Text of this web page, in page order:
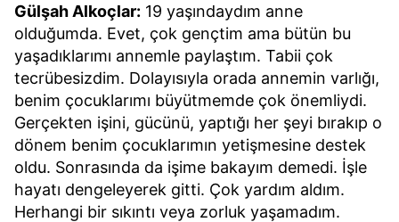
Gülşah Alkoçlar: 19 yaşındaydım anne
olduğumda. Evet, çok gençtim ama bütün bu
yaşadıklarımı annemle paylaştım. Tabii çok
tecrübesizdim. Dolayısıyla orada annemin varlığı,
benim çocuklarımı büyütmemde çok önemliydi.
Gerçekten işini, gücünü, yaptığı her şeyi bırakıp o
dönem benim çocuklarımın yetişmesine destek
oldu. Sonrasında da işime bakayım demedi. İşle
hayatı dengeleyerek gitti. Çok yardım aldım.
Herhangi bir sıkıntı veya zorluk yaşamadım.